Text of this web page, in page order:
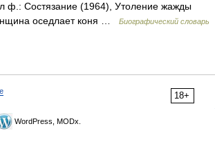
ф.: Состязание (1964), Утоление жажды
оседлает коня …
Биографический словарь
18+
WordPress, MODx.